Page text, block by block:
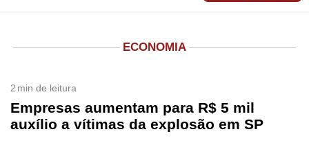
ECONOMIA
2 min de leitura
Empresas aumentam para R$ 5 mil
auxílio a vítimas da explosão em SP